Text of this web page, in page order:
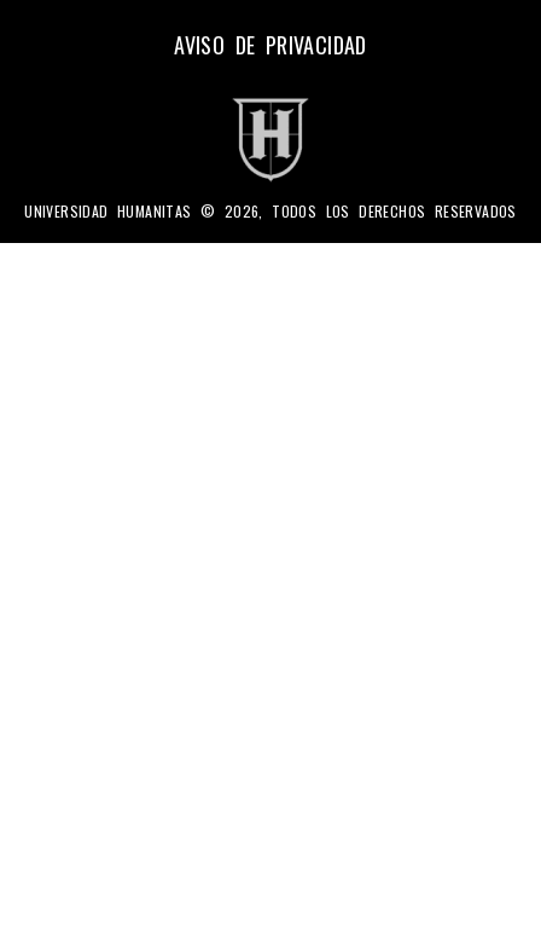
AVISO DE PRIVACIDAD
UNIVERSIDAD HUMANITAS © 2026, TODOS LOS DERECHOS RESERVADOS